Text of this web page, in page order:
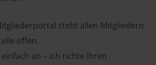
steht allen Mitgliedern
offen.
an – ich richte Ihren